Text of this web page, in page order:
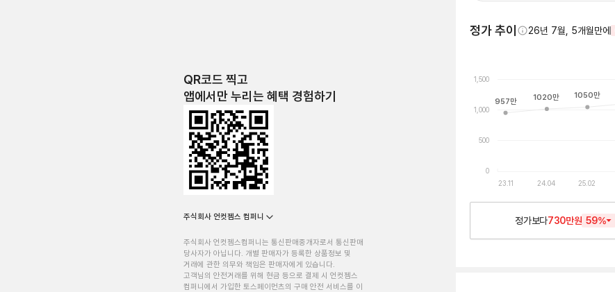
QR코드 찍고
앱에서만 누리는 혜택 경험하기
주식회사 언컷젬스 컴퍼니
주식회사 언컷젬스컴퍼니는 통신판매중개자로서 통신판매
당사자가 아닙니다. 개별 판매자가 등록한 상품정보 및
거래에 관한 의무와 책임은 판매자에게 있습니다.
고객님의 안전거래를 위해 현금 등으로 결제 시 언컷젬스
컴퍼니에서 가입한 토스페이먼츠의 구매 안전 서비스를 이
정가 추이 26년 7월, 5개월만에
0
500
1,000
1,500
23.11 24.04 25.02
957만 1020만 1050만
정가보다730만원 59%